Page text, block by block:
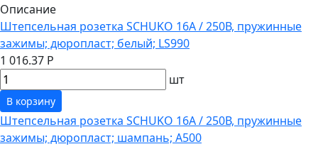
Описание
Штепсельная розетка SCHUKO 16А / 250В, пружинные
зажимы; дюропласт; белый; LS990
1 016.37 Р
шт
В корзину
Штепсельная розетка SCHUKO 16А / 250В, пружинные
зажимы; дюропласт; шампань; A500